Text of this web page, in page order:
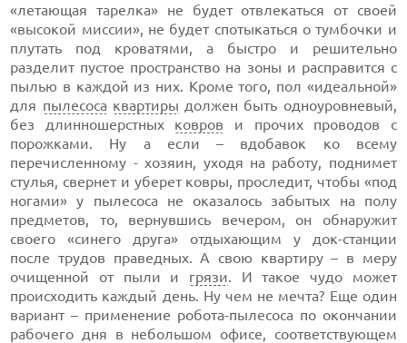
«летающая тарелка» не будет отвлекаться от своей
«высокой миссии», не будет спотыкаться о тумбочки и
плутать под кроватями, а быстро и решительно
разделит пустое пространство на зоны и расправится с
пылью в каждой из них. Кроме того, пол «идеальной»
для пылесоса квартиры должен быть одноуровневый,
без длинношерстных ковров и прочих проводов с
порожками. Ну а если – вдобавок ко всему
перечисленному - хозяин, уходя на работу, поднимет
стулья, свернет и уберет ковры, проследит, чтобы «под
ногами» у пылесоса не оказалось забытых на полу
предметов, то, вернувшись вечером, он обнаружит
своего «синего друга» отдыхающим у док-станции
после трудов праведных. А свою квартиру – в меру
очищенной от пыли и грязи. И такое чудо может
происходить каждый день. Ну чем не мечта? Еще один
вариант – применение робота-пылесоса по окончании
рабочего дня в небольшом офисе, соответствующем